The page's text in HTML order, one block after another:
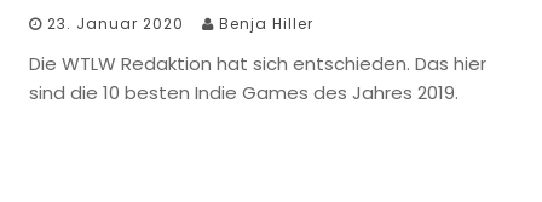
23. Januar 2020 Benja Hiller
Die WTLW Redaktion hat sich entschieden. Das hier
sind die 10 besten Indie Games des Jahres 2019.